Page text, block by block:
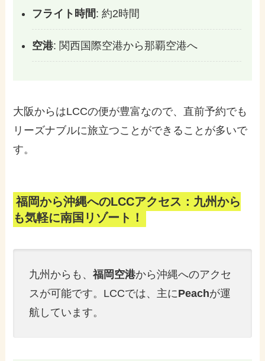
フライト時間: 約2時間
空港: 関西国際空港から那覇空港へ
大阪からはLCCの便が豊富なので、直前予約でも
リーズナブルに旅立つことができることが多いで
す。
福岡から沖縄へのLCCアクセス：九州から
も気軽に南国リゾート！
九州からも、福岡空港から沖縄へのアクセ
スが可能です。LCCでは、主にPeachが運
航しています。